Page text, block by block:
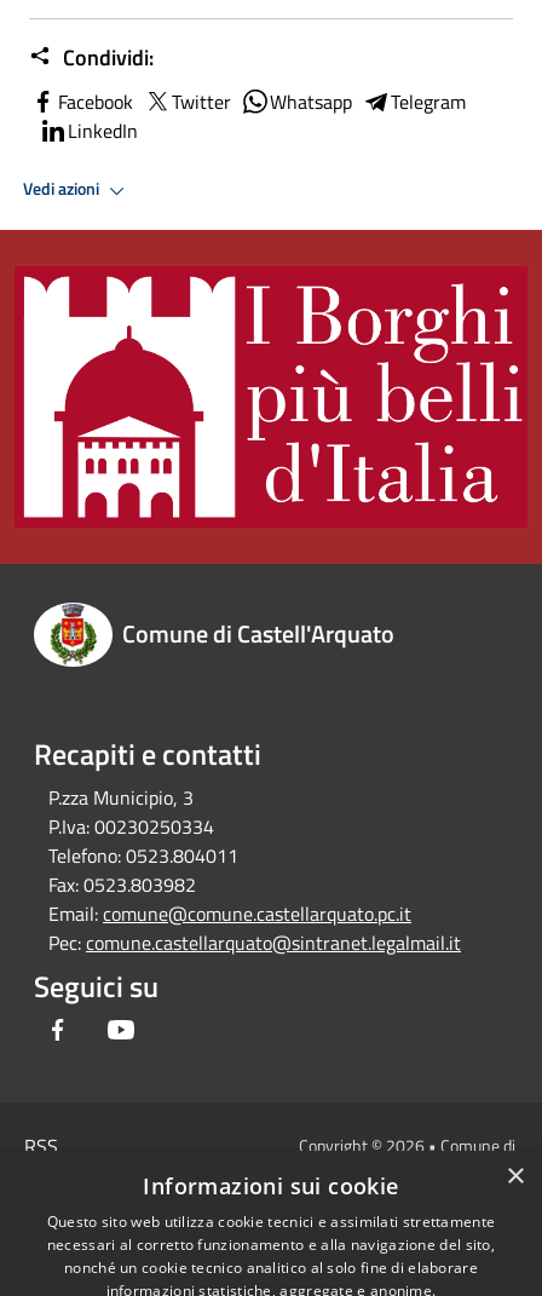
Condividi:
Facebook Twitter Whatsapp
Telegram
LinkedIn
Vedi azioni
Comune di Castell'Arquato
Recapiti e contatti
P.zza Municipio, 3
P.Iva:00230250334
Telefono:0523.804011
Fax:0523.803982
Email:comune@comune.castellarquato.pc.it
Pec:comune.castellarquato@sintranet.legalmail.it
Seguici su
Facebook
RSS
Cookie
Mappa del sito
Copyright © 2026 • Comune di
Castell'Arquato • Powered by
redazione
×
Informazioni sui cookie
Questo sito web utilizza cookie tecnici e assimilati strettamente
necessari al corretto funzionamento e alla navigazione del sito,
nonché un cookie tecnico analitico al solo fine di elaborare
informazioni statistiche, aggregate e anonime.